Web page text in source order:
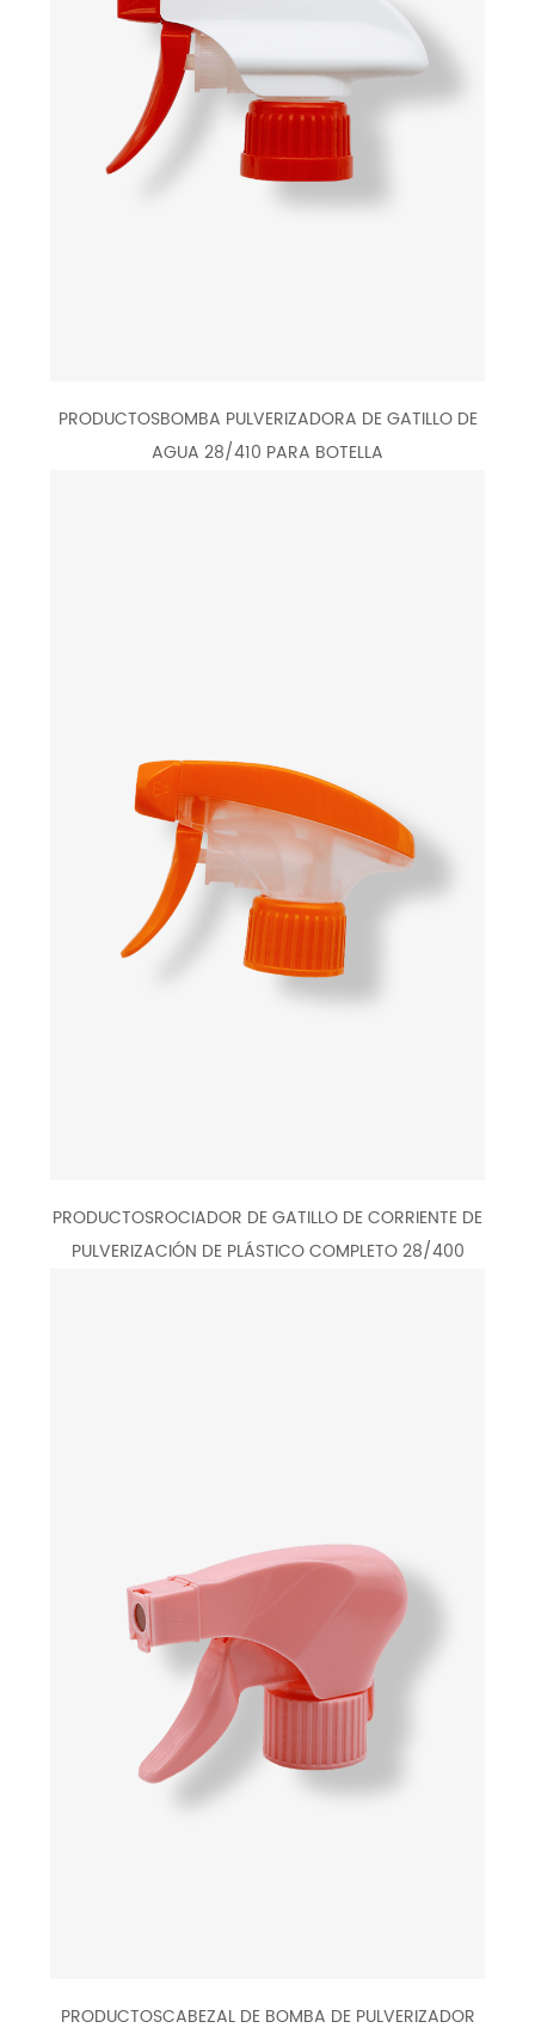
PRODUCTOSBOMBA PULVERIZADORA DE GATILLO DE
AGUA 28/410 PARA BOTELLA
PRODUCTOSROCIADOR DE GATILLO DE CORRIENTE DE
PULVERIZACIÓN DE PLÁSTICO COMPLETO 28/400
PRODUCTOSCABEZAL DE BOMBA DE PULVERIZADOR